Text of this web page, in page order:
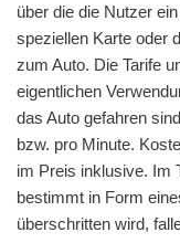
über die die Nutzer
speziellen Karte oder
zum Auto. Die Tarife
eigentlichen
das Auto gefahren
bzw. pro Minute.
im Preis inklusive. Im
bestimmt in Form
überschritten wird,